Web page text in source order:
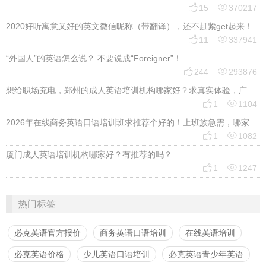
 15 370217
2020好听寓意又好的英文微信昵称（带翻译），还不赶紧get起来！
 11 337941
“外国人”的英语怎么说？ 不要说成“Foreigner”！
 244 293876
想给职场充电，郑州的成人英语培训机构哪家好？求真实体验，广告勿扰，感谢！
 1 1104
2026年在线商务英语口语培训班求推荐个好的！上班族急需，哪家好？
 1 1082
厦门成人英语培训机构哪家好？有推荐的吗？
 1 1247
热门标签
必克英语官方报价 商务英语口语培训 在线英语培训
必克英语价格 少儿英语口语培训 必克英语青少年英语